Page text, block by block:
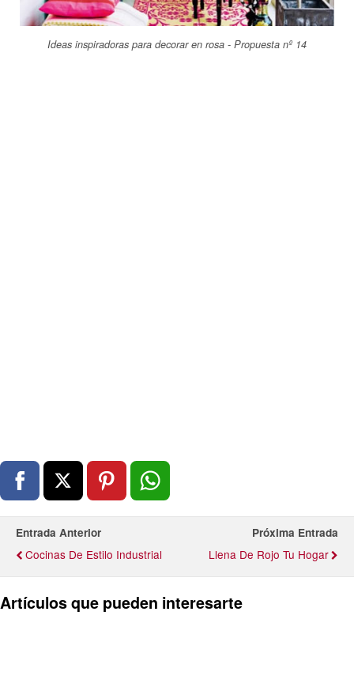
Ideas inspiradoras para decorar en rosa - Propuesta nº 14
Entrada Anterior
Cocinas De Estilo Industrial
Próxima Entrada
Llena De Rojo Tu Hogar
Artículos que pueden interesarte